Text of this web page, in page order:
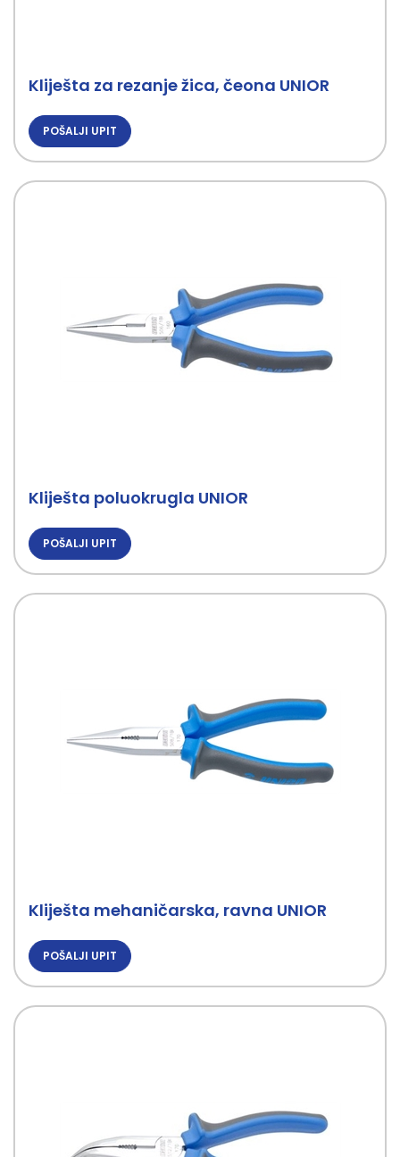
Kliješta za rezanje žica, čeona UNIOR
POŠALJI UPIT
Kliješta poluokrugla UNIOR
POŠALJI UPIT
Kliješta mehaničarska, ravna UNIOR
POŠALJI UPIT